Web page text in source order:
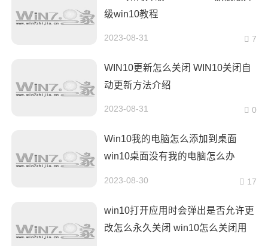
级win10教程
2023-08-31 7
WIN10更新怎么关闭 WIN10关闭自
动更新方法介绍
2023-08-31 0
Win10我的电脑怎么添加到桌面
win10桌面没有我的电脑怎么办
2023-08-30 17
win10打开应用时会弹出是否允许更
改怎么永久关闭 win10怎么关闭用